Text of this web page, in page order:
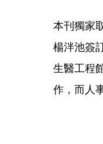
本刊獨家
楊泮池簽
生醫工程
作，而人